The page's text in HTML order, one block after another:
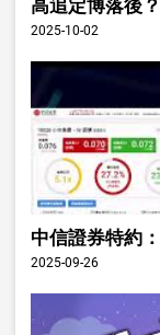
高追定博落後
2025-10-02
中信證券特約
2025-09-26